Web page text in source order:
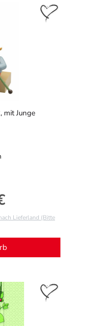
mit Junge
Lieferland (Bitte